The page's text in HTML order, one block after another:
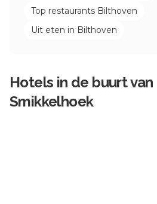
Top restaurants Bilthoven
Uit eten in Bilthoven
Hotels in de buurt van
Smikkelhoek